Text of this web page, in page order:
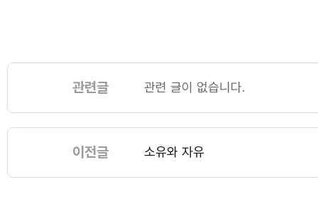
관련글 관련 글이 없습니다.
이전글 소유와 자유